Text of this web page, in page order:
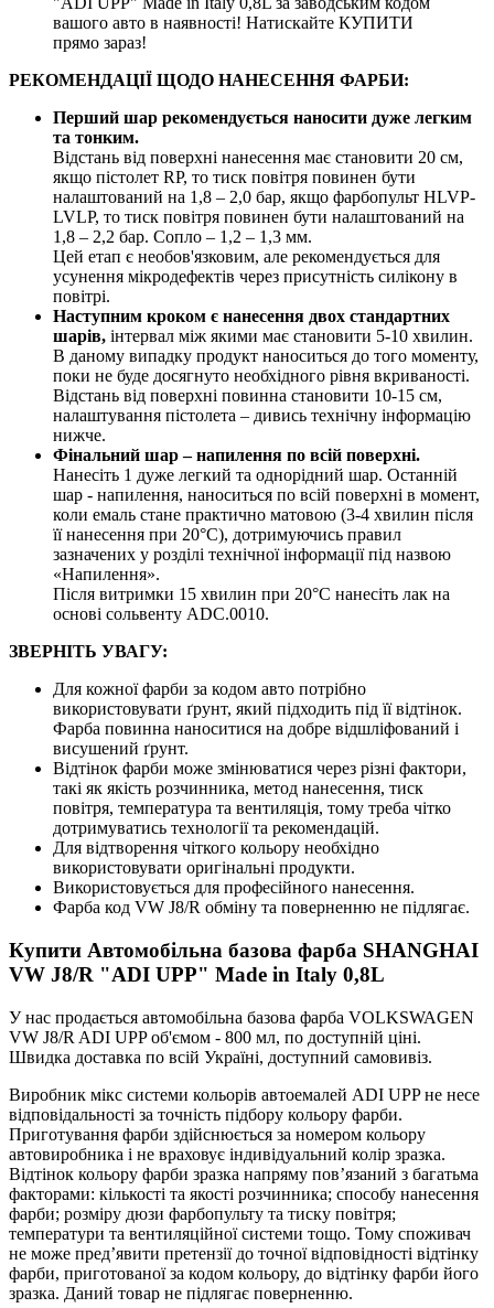
вашого авто в наявності! Натискайте КУПИТИ
прямо зараз!
РЕКОМЕНДАЦІЇ ЩОДО НАНЕСЕННЯ ФАРБИ:
Перший шар рекомендується наносити дуже легким
та тонким.
Відстань від поверхні нанесення має становити 20 см,
якщо пістолет RP, то тиск повітря повинен бути
налаштований на 1,8 – 2,0 бар, якщо фарбопульт HLVP-
LVLP, то тиск повітря повинен бути налаштований на
1,8 – 2,2 бар. Сопло – 1,2 – 1,3 мм.
Цей етап є необов'язковим, але рекомендується для
усунення мікродефектів через присутність силікону в
повітрі.
Наступним кроком є нанесення двох стандартних
шарів, інтервал між якими має становити 5-10 хвилин.
В даному випадку продукт наноситься до того моменту,
поки не буде досягнуто необхідного рівня вкриваності.
Відстань від поверхні повинна становити 10-15 см,
налаштування пістолета – дивись технічну інформацію
нижче.
Фінальний шар – напилення по всій поверхні.
Нанесіть 1 дуже легкий та однорідний шар. Останній
шар - напилення, наноситься по всій поверхні в момент,
коли емаль стане практично матовою (3-4 хвилин після
її нанесення при 20°C), дотримуючись правил
зазначених у розділі технічної інформації під назвою
«Напилення».
Після витримки 15 хвилин при 20°C нанесіть лак на
основі сольвенту ADC.0010.
ЗВЕРНІТЬ УВАГУ:
Для кожної фарби за кодом авто потрібно
використовувати ґрунт, який підходить під її відтінок.
Фарба повинна наноситися на добре відшліфований і
висушений ґрунт.
Відтінок фарби може змінюватися через різні фактори,
такі як якість розчинника, метод нанесення, тиск
повітря, температура та вентиляція, тому треба чітко
дотримуватись технології та рекомендацій.
Для відтворення чіткого кольору необхідно
використовувати оригінальні продукти.
Використовується для професійного нанесення.
Фарба код VW J8/R обміну та поверненню не підлягає.
Купити Автомобільна базова фарба SHANGHAI
VW J8/R "ADI UPP" Made in Italy 0,8L
У нас продається автомобільна базова фарба VOLKSWAGEN
VW J8/R ADI UPP об'ємом - 800 мл, по доступній ціні.
Швидка доставка по всій Україні, доступний самовивіз.
Виробник мікс системи кольорів автоемалей ADI UPP не несе
відповідальності за точність підбору кольору фарби.
Приготування фарби здійснюється за номером кольору
автовиробника і не враховує індивідуальний колір зразка.
Відтінок кольору фарби зразка напряму пов’язаний з багатьма
факторами: кількості та якості розчинника; способу нанесення
фарби; розміру дюзи фарбопульту та тиску повітря;
температури та вентиляційної системи тощо. Тому споживач
не може пред’явити претензії до точної відповідності відтінку
фарби, приготованої за кодом кольору, до відтінку фарби його
зразка. Даний товар не підлягає поверненню.